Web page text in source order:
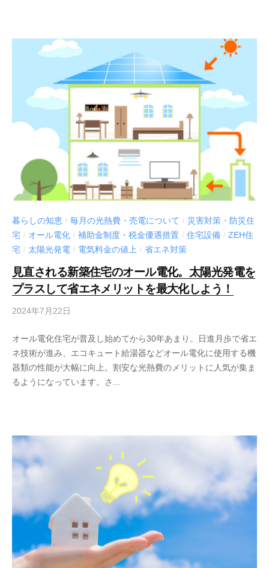
暮らしの知恵 / 毎月の光熱費・売電について / 災害対策・防災住
宅 / オール電化 / 補助金制度・税金優遇措置 / 住宅設備 / ZEH住
宅 / 太陽光発電 / 電気料金の値上 / 省エネ対策
見直される新築住宅のオール電化。太陽光発電を
プラスして省エネメリットを最大化しよう！
2024年7月22日
オール電化住宅が普及し始めてから30年あまり。日進月歩で省エ
ネ技術が進み、エコキュート給湯器などオール電化に使用する機
器類の性能が大幅に向上。割安な光熱費のメリットに人気が集ま
るようになっています。さ...